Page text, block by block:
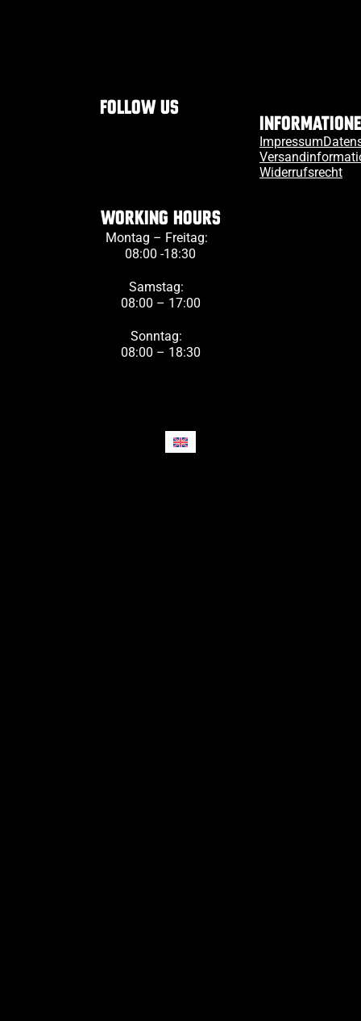
Follow us
Impressum
Widerrufsrecht
Working Hours
Montag – Freitag:
08:00 -18:30
Samstag:
08:00 – 17:00
Sonntag:
08:00 – 18:30